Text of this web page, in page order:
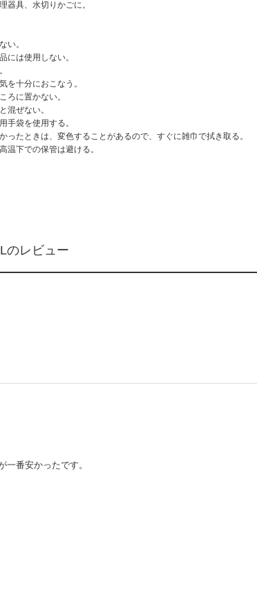
器具、水切りかごに。
い。
には使用しない。
を十分におこなう。
ろに置かない。
混ぜない。
手袋を使用する。
ったときは、変色することがあるので、すぐに雑巾で拭き取る。
温下での保管は避ける。
のレビュー
番安かったです。